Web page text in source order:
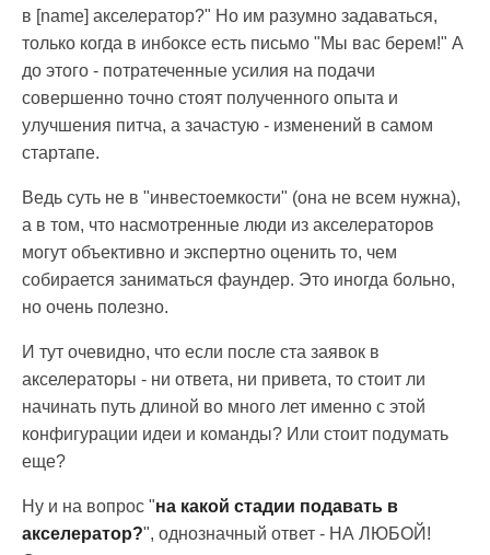
в [name] акселератор?" Но им разумно задаваться,
только когда в инбоксе есть письмо "Мы вас берем!" А
до этого - потратеченные усилия на подачи
совершенно точно стоят полученного опыта и
улучшения питча, а зачастую - изменений в самом
стартапе.
Ведь суть не в "инвестоемкости" (она не всем нужна),
а в том, что насмотренные люди из акселераторов
могут объективно и экспертно оценить то, чем
собирается заниматься фаундер. Это иногда больно,
но очень полезно.
И тут очевидно, что если после ста заявок в
акселераторы - ни ответа, ни привета, то стоит ли
начинать путь длиной во много лет именно с этой
конфигурации идеи и команды? Или стоит подумать
еще?
Ну и на вопрос "на какой стадии подавать в
акселератор?", однозначный ответ - НА ЛЮБОЙ!